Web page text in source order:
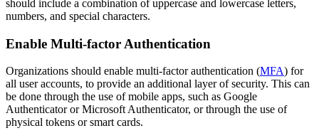
should include a combination of uppercase and lowercase letters,
numbers, and special characters.
Enable Multi-factor Authentication
Organizations should enable multi-factor authentication (MFA) for
all user accounts, to provide an additional layer of security. This can
be done through the use of mobile apps, such as Google
Authenticator or Microsoft Authenticator, or through the use of
physical tokens or smart cards.